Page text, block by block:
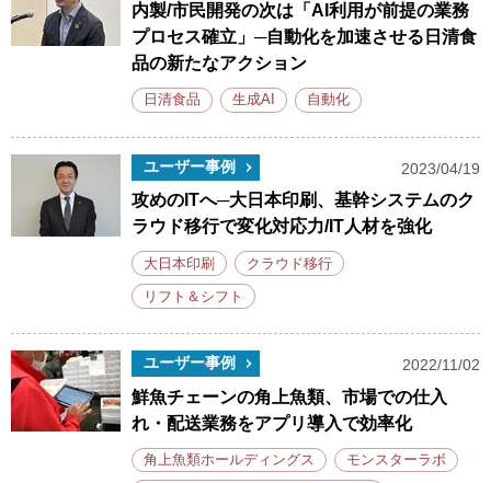
内製/市民開発の次は「AI利用が前提の業務
プロセス確立」─自動化を加速させる日清食
品の新たなアクション
日清食品 生成AI 自動化
ユーザー事例 2023/04/19
攻めのITへ─大日本印刷、基幹システムのク
ラウド移行で変化対応力/IT人材を強化
大日本印刷 クラウド移行
リフト＆シフト
ユーザー事例 2022/11/02
鮮魚チェーンの角上魚類、市場での仕入
れ・配送業務をアプリ導入で効率化
角上魚類ホールディングス モンスターラボ